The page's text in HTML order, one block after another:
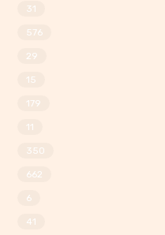
31
576
29
15
179
11
350
662
6
41